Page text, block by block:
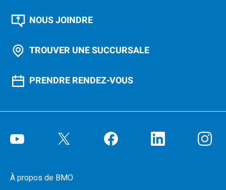
NOUS JOINDRE
TROUVER UNE SUCCURSALE
PRENDRE RENDEZ-VOUS
À propos de BMO